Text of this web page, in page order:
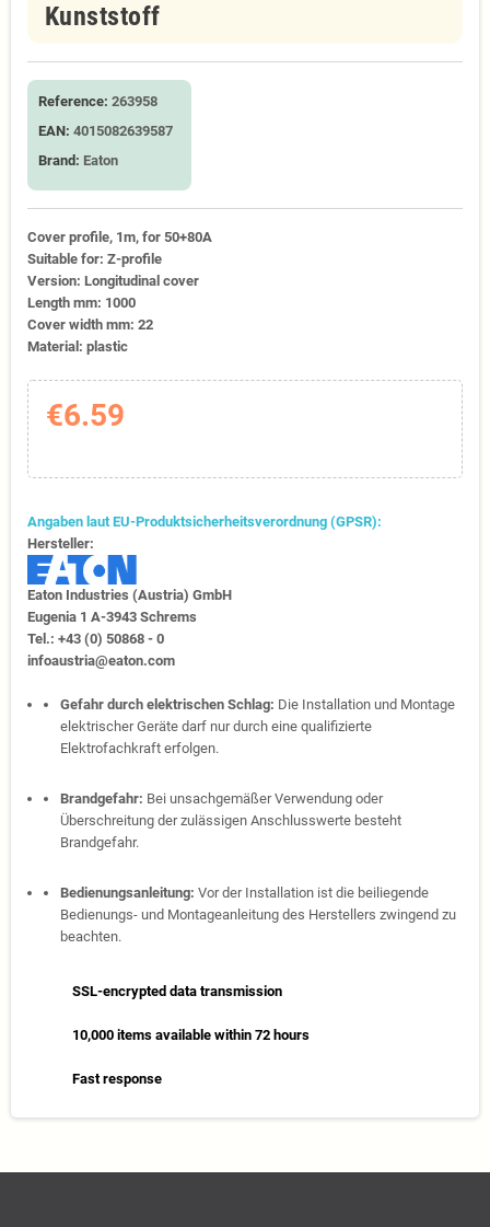
Kunststoff
Reference: 263958
EAN: 4015082639587
Brand: Eaton
Cover profile, 1m, for 50+80A
Suitable for: Z-profile
Version: Longitudinal cover
Length mm: 1000
Cover width mm: 22
Material: plastic
€6.59
Angaben laut EU-Produktsicherheitsverordnung (GPSR):
Hersteller:
Eaton Industries (Austria) GmbH
Eugenia 1​ A-3943 Schrems
Tel.: +43 (0) 50868 - 0​
infoaustria@eaton.com
Gefahr durch elektrischen Schlag: Die Installation und Montage
elektrischer Geräte darf nur durch eine qualifizierte
Elektrofachkraft erfolgen.
Brandgefahr: Bei unsachgemäßer Verwendung oder
Überschreitung der zulässigen Anschlusswerte besteht
Brandgefahr.
Bedienungsanleitung: Vor der Installation ist die beiliegende
Bedienungs- und Montageanleitung des Herstellers zwingend zu
beachten.
SSL-encrypted data transmission
10,000 items available within 72 hours
Fast response